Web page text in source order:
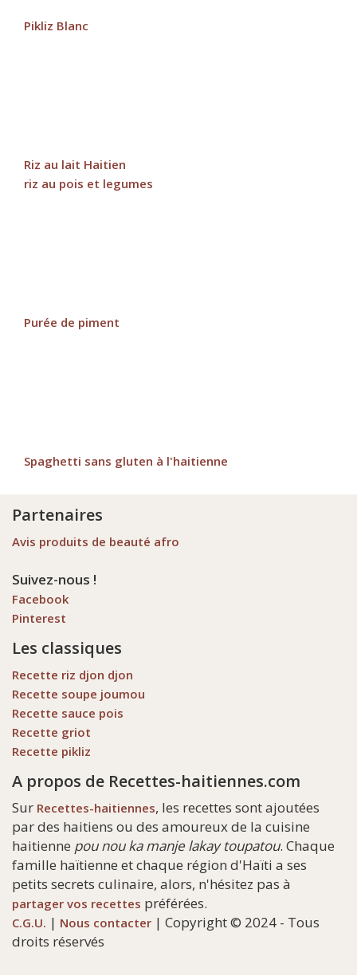
Pikliz Blanc
Riz au lait Haitien
riz au pois et legumes
Purée de piment
Spaghetti sans gluten à l'haitienne
Partenaires
Avis produits de beauté afro
Suivez-nous !
Facebook
Pinterest
Les classiques
Recette riz djon djon
Recette soupe joumou
Recette sauce pois
Recette griot
Recette pikliz
A propos de Recettes-haitiennes.com
Sur Recettes-haitiennes, les recettes sont ajoutées
par des haitiens ou des amoureux de la cuisine
haitienne pou nou ka manje lakay toupatou. Chaque
famille haïtienne et chaque région d'Haïti a ses
petits secrets culinaire, alors, n'hésitez pas à
partager vos recettes préférées.
C.G.U. | Nous contacter | Copyright © 2024 - Tous
droits réservés